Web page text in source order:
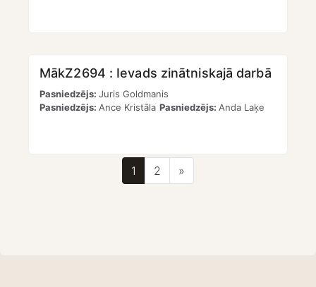
MākZ2694 : Ievads zinātniskajā darbā
Pasniedzējs: Juris Goldmanis
Pasniedzējs: Ance Kristāla Pasniedzējs: Anda Laķe
1 Lapa 1
2 Lapa 2
»